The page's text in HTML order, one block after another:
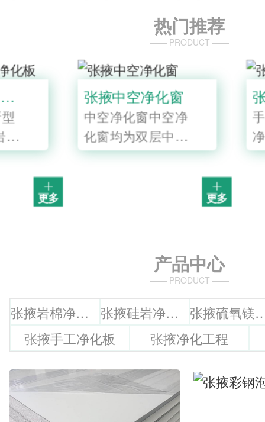
热门推荐
—— PRODUCT ——
张掖硅岩机制净化板
硅岩板：A级新型
防火保温板硅岩板
的主要原料是二氧
化硅…
张掖中空净
中空净化窗
化窗均为双
玻璃，密封
保温…
产品中心
—— PRODUCT ——
张掖岩棉净化板 张掖硅岩净化板
张掖硫
张掖手工净化板
张掖净化工程